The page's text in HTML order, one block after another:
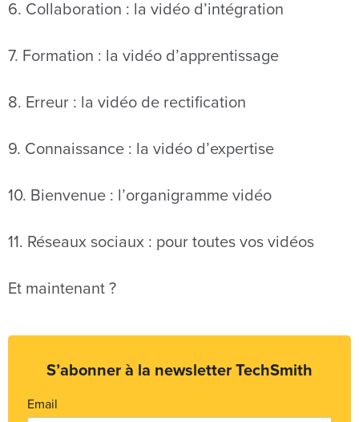
6. Collaboration : la vidéo d’intégration
7. Formation : la vidéo d’apprentissage
8. Erreur : la vidéo de rectification
9. Connaissance : la vidéo d’expertise
10. Bienvenue : l’organigramme vidéo
11. Réseaux sociaux : pour toutes vos vidéos
Et maintenant ?
S’abonner à la newsletter TechSmith
Email